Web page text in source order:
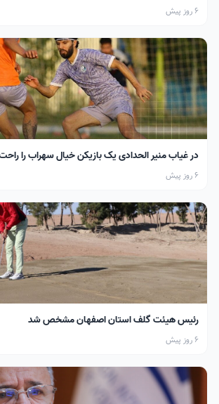
6 روز پیش
در غیاب منیر الحدادی یک بازیکن خیال سهراب را
6 روز پیش
رئیس هیئت گلف استان اصفهان مشخص شد
6 روز پیش